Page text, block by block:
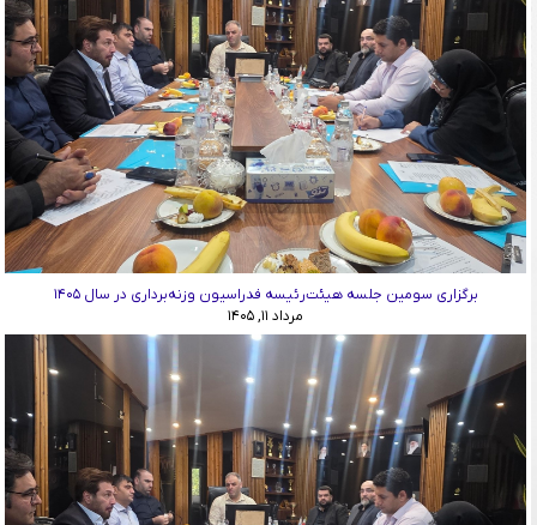
برگزاری سومین جلسه هیئت‌رئیسه فدراسیون وزنه‌برداری در سال ۱۴۰۵
مرداد ۱۱, ۱۴۰۵